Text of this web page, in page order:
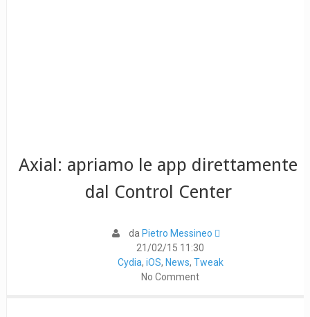
Axial: apriamo le app direttamente
dal Control Center
da Pietro Messineo 
21/02/15 11:30
Cydia, iOS, News, Tweak
No Comment